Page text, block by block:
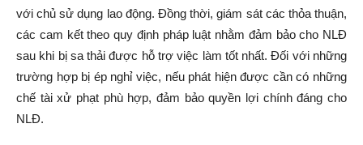
với chủ sử dụng lao động. Đồng thời, giám sát các thỏa thuận,
các cam kết theo quy định pháp luật nhằm đảm bảo cho NLĐ
sau khi bị sa thải được hỗ trợ việc làm tốt nhất. Đối với những
trường hợp bị ép nghỉ việc, nếu phát hiện được cần có những
chế tài xử phạt phù hợp, đảm bảo quyền lợi chính đáng cho
NLĐ.